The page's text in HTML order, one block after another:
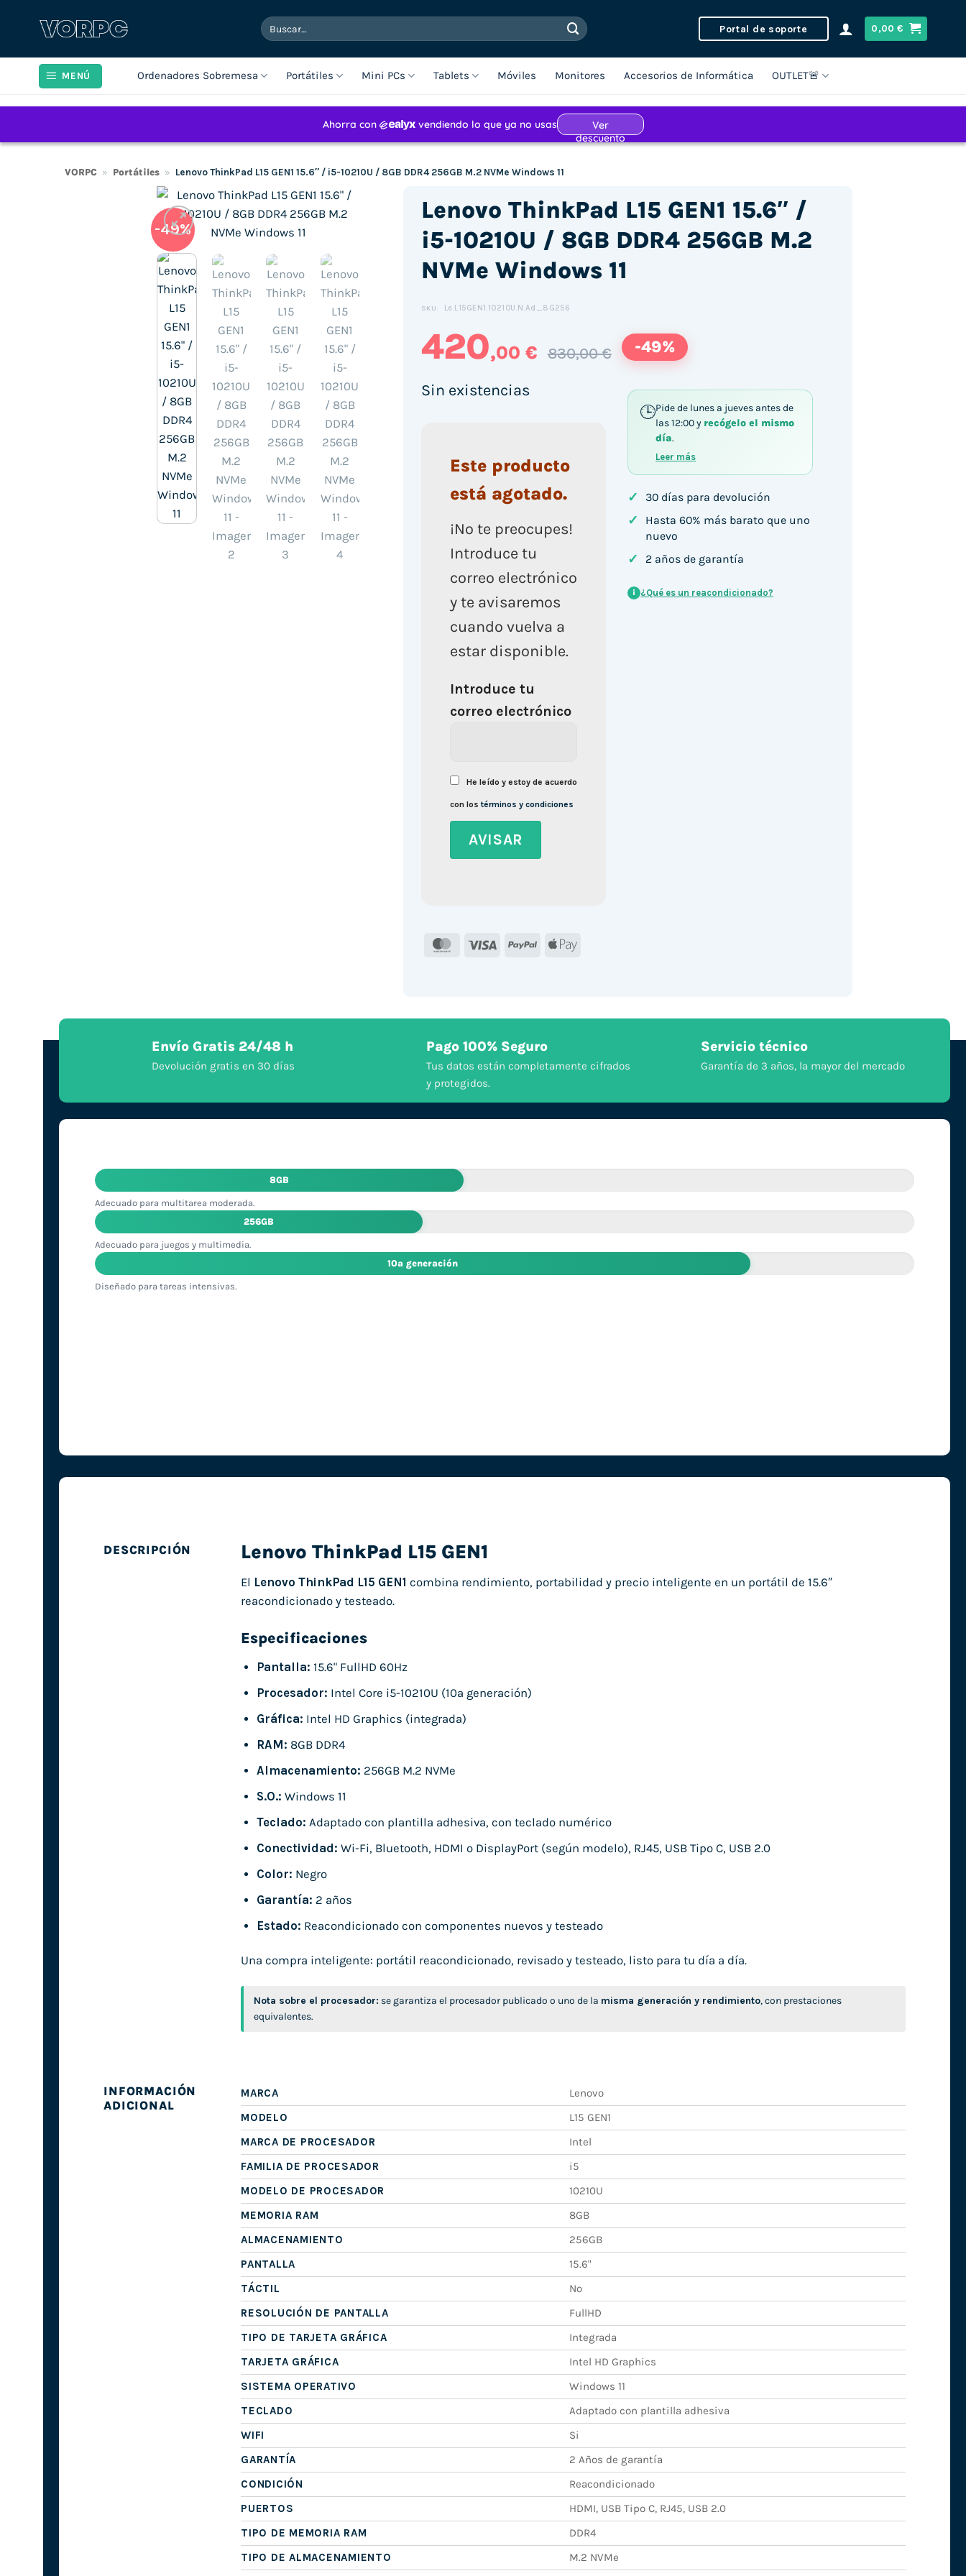
Buscar
por:
Portal de soporte 0,00€
MENÚ Ordenadores Sobremesa Portátiles Mini PCs Tablets Móviles Monitores Accesorios de Informática OUTLET🚨
VORPC » Portátiles » Lenovo ThinkPad L15 GEN1 15.6″ / i5-10210U / 8GB DDR4 256GB M.2 NVMe Windows 11
-49%
Lenovo ThinkPad L15 GEN1 15.6″ /
i5-10210U / 8GB DDR4 256GB M.2
NVMe Windows 11
SKU: Le.L15GEN1.10210U.N.Ad_8G256
420,00 € 830,00 € -49%
Sin existencias
Este producto
está agotado.
¡No te preocupes!
Introduce tu
correo electrónico
y te avisaremos
cuando vuelva a
estar disponible.
Introduce tu
correo electrónico
He leído y estoy de acuerdo
con lostérminos y condiciones
MasterCard
Visa PayPal Apple
Pide de lunes a jueves antes de
las 12:00 y recógelo el mismo
día.
Leer más
✓ 30 días para devolución
✓
Hasta 60% más barato que uno
nuevo
✓ 2 años de garantía
i ¿Qué es un reacondicionado?
Envío Gratis 24/48 h
Devolución gratis en 30 días
Pago 100% Seguro
Tus datos están completamente cifrados
y protegidos.
Servicio técnico
Garantía de 3 años, la mayor del mercado
8GB
Adecuado para multitarea moderada.
256GB
Adecuado para juegos y multimedia.
10ª generación
Diseñado para tareas intensivas.
DESCRIPCIÓN Lenovo ThinkPad L15 GEN1
El Lenovo ThinkPad L15 GEN1 combina rendimiento, portabilidad y precio inteligente en un portátil de 15.6″
reacondicionado y testeado.
Especificaciones
Pantalla: 15.6" FullHD 60Hz
Procesador: Intel Core i5-10210U (10ª generación)
Gráfica: Intel HD Graphics (integrada)
RAM: 8GB DDR4
Almacenamiento: 256GB M.2 NVMe
S.O.: Windows 11
Teclado: Adaptado con plantilla adhesiva, con teclado numérico
Conectividad: Wi-Fi, Bluetooth, HDMI o DisplayPort (según modelo), RJ45, USB Tipo C, USB 2.0
Color: Negro
Garantía: 2 años
Estado: Reacondicionado con componentes nuevos y testeado
Una compra inteligente: portátil reacondicionado, revisado y testeado, listo para tu día a día.
Nota sobre el procesador: se garantiza el procesador publicado o uno de la misma generación y rendimiento, con prestaciones
equivalentes.
INFORMACIÓN
ADICIONAL
MARCA
Lenovo
MODELO
L15 GEN1
MARCA DE PROCESADOR
Intel
FAMILIA DE PROCESADOR
i5
MODELO DE PROCESADOR
10210U
MEMORIA RAM
8GB
ALMACENAMIENTO
256GB
PANTALLA
15.6"
TÁCTIL
No
RESOLUCIÓN DE PANTALLA
FullHD
TIPO DE TARJETA GRÁFICA
Integrada
TARJETA GRÁFICA
Intel HD Graphics
SISTEMA OPERATIVO
Windows 11
TECLADO
Adaptado con plantilla adhesiva
WIFI
Si
GARANTÍA
2 Años de garantía
CONDICIÓN
Reacondicionado
PUERTOS
HDMI, USB Tipo C, RJ45, USB 2.0
TIPO DE MEMORIA RAM
DDR4
TIPO DE ALMACENAMIENTO
M.2 NVMe